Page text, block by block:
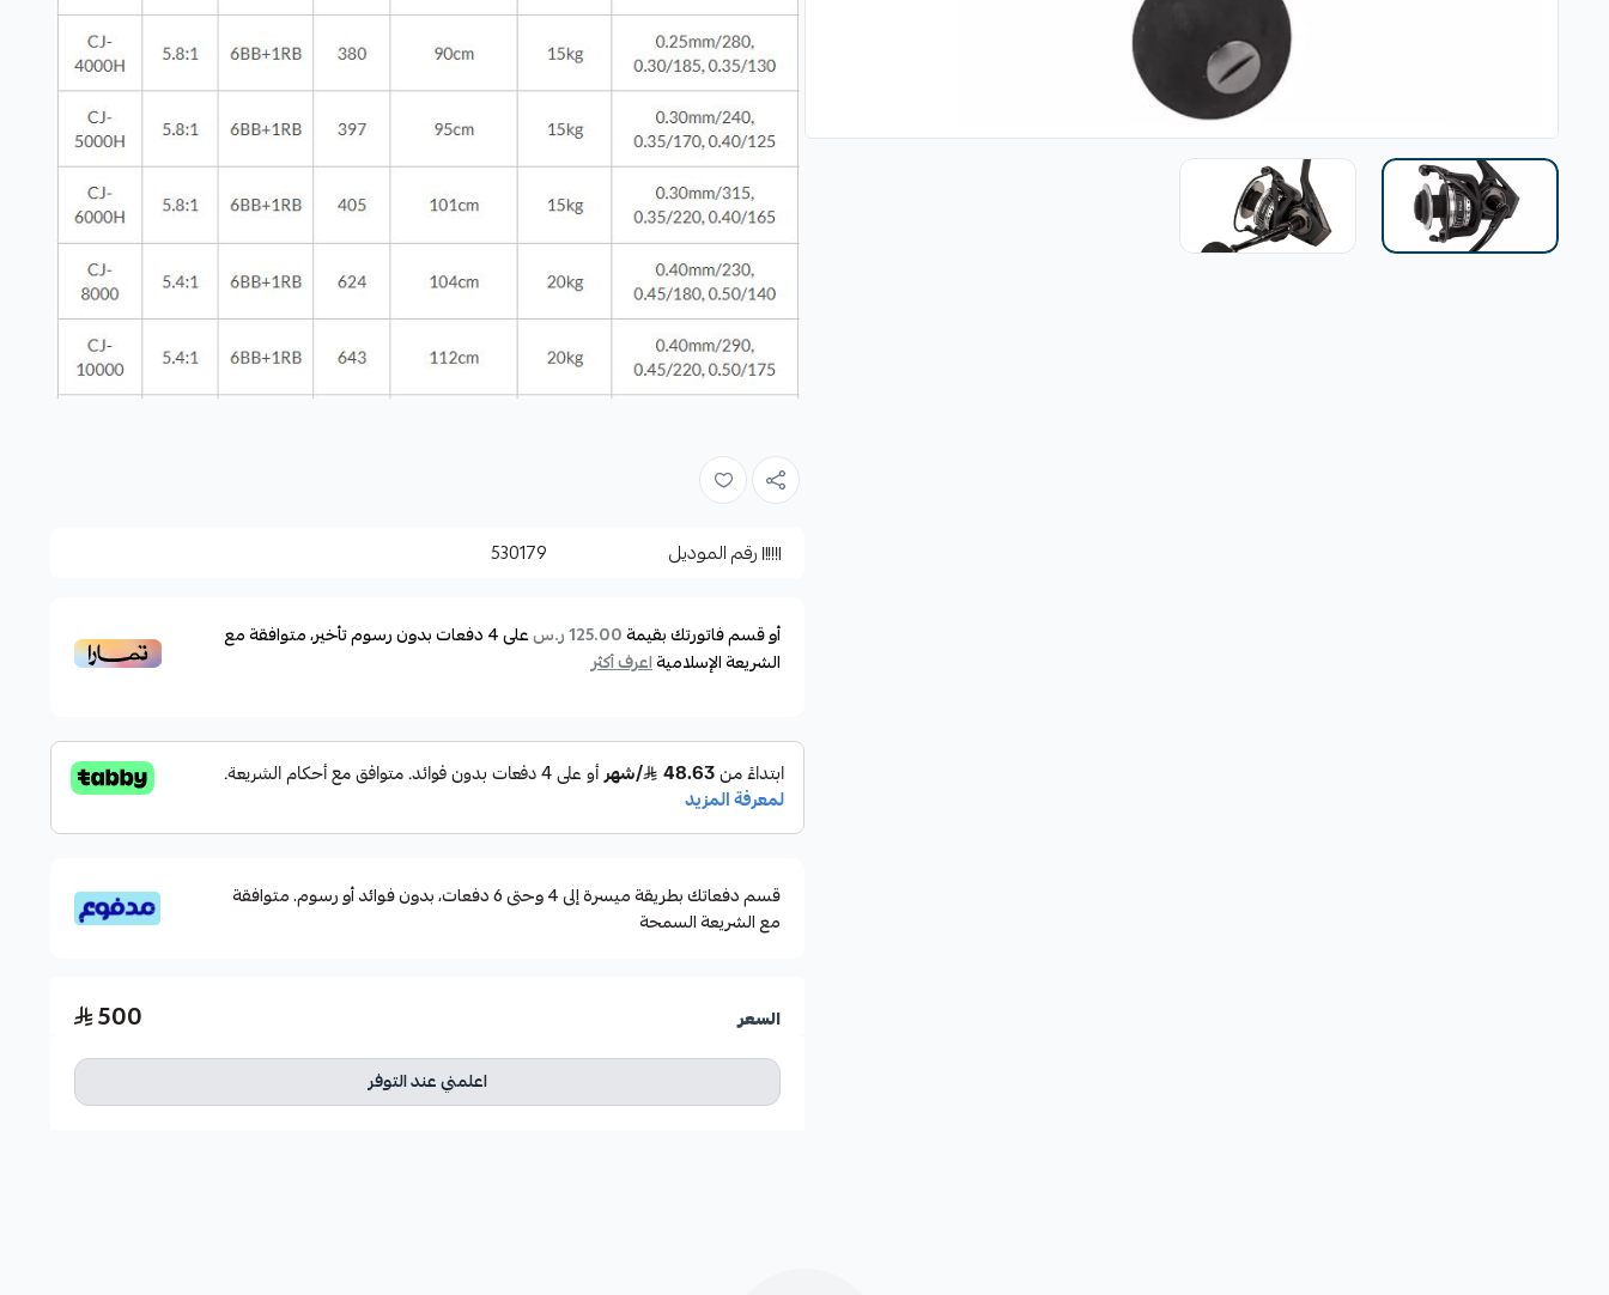
رقم الموديل 530179
أو قسم فاتورتك بقيمة125.00 ر.س على4دفعات بدون رسوم تأخير، متوافقة مع
الشريعة الإسلاميةاعرف أكثر
قسم دفعاتك بطريقة ميسرة إلى 4 وحتى 6 دفعات، بدون فوائد أو رسوم. متوافقة
مع الشريعة السمحة
السعر 500
اعلمني عند التوفر